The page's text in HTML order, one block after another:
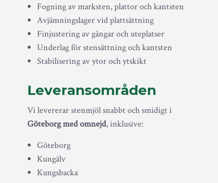
Fogning av marksten, plattor och kantsten
Avjämningslager vid plattsättning
Finjustering av gångar och uteplatser
Underlag för stensättning och kantsten
Stabilisering av ytor och ytskikt
Leveransområden
Vi levererar stenmjöl snabbt och smidigt i
Göteborg med omnejd, inklusive:
Göteborg
Kungälv
Kungsbacka